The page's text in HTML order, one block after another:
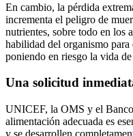
En cambio, la pérdida
incrementa el peligro de
nutrientes, sobre todo en los
habilidad del organismo
poniendo en riesgo la vida
Una solicitud
UNICEF, la OMS y el
alimentación adecuada es
y se desarrollen